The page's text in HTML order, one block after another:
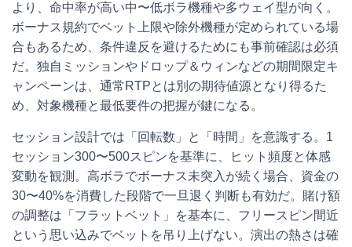
より、命中率が高い中〜低ボラ機種や多ウェイ型が向く。
ボーナス規約でベット上限や除外機種が定められている場
合もあるため、条件違反を避けるためにも事前確認は必須
だ。独自ミッションやドロップ＆ウィンなどの期間限定キ
ャンペーンは、通常RTPとは別の期待値源となり得るた
め、対象機種と最低要件の把握が鍵になる。
セッション設計では「回転数」と「時間」を意識する。1
セッション300〜500スピンを基準に、ヒット頻度と体感
変動を観測。高ボラでボーナス未突入が続く場合、資金の
30〜40%を消費した段階で一旦退く判断も有効だ。賭け額
の調整は「フラットベット」を基本に、フリースピン間近
という思い込みでベットを吊り上げない。演出の熱さは確